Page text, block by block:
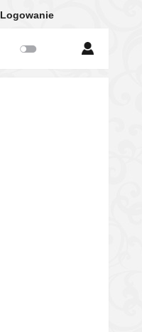
Logowanie